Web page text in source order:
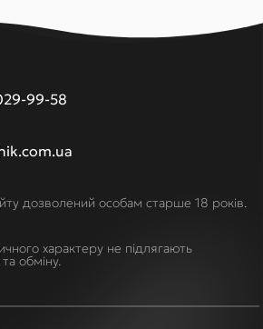
99-58
дозволений особам старше 18 років.
характеру не підлягають
обміну.